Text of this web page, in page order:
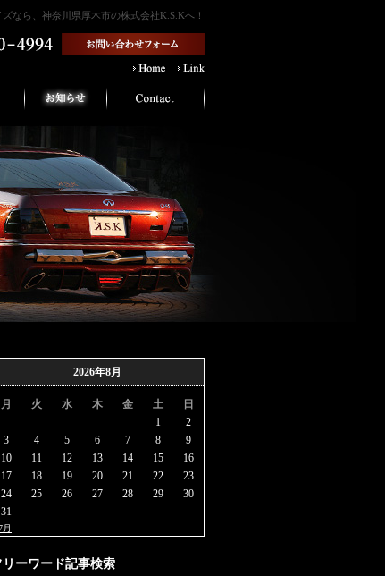
なら、神奈川県厚木市の株式会社K.S.Kへ！
2026年8月
月 火 水 木 金 土
日
1
2
3
4 5 6 7 8
9
10
11 12 13 14 15
16
17
18 19 20 21 22
23
24
25 26 27 28 29
30
31
月
リーワード記事検索